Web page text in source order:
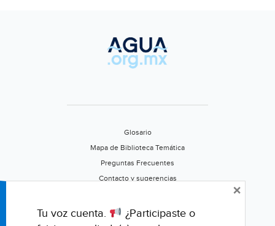
Glosario
Mapa de Biblioteca Temática
Preguntas Frecuentes
Contacto y sugerencias
Califica este portal
Tu voz cuenta.
¿Participaste o
×